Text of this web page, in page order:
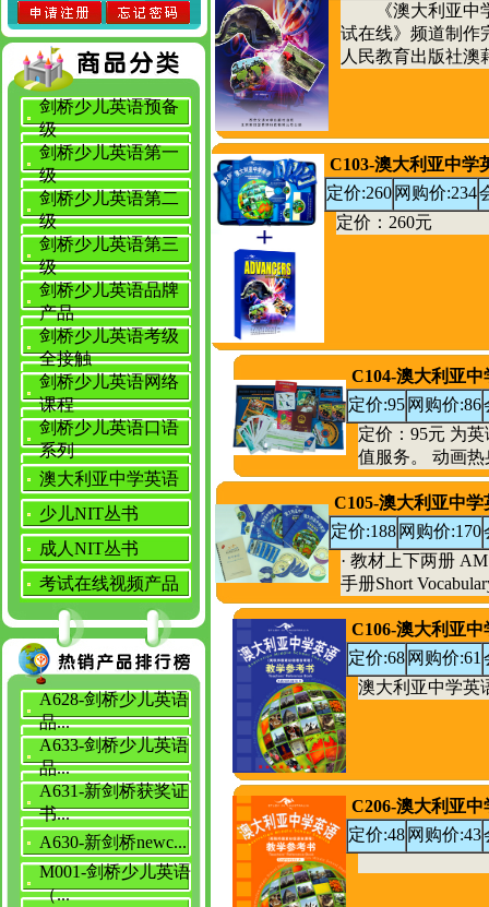
剑桥少儿英语预备
级
剑桥少儿英语第一
级
剑桥少儿英语第二
级
剑桥少儿英语第三
级
剑桥少儿英语品牌
产品
剑桥少儿英语考级
全接触
剑桥少儿英语网络
课程
剑桥少儿英语口语
系列
澳大利亚中学英语
少儿NIT丛书
成人NIT丛书
考试在线视频产品
A628-剑桥少儿英语
品...
A633-剑桥少儿英语
品...
A631-新剑桥获奖证
书...
A630-新剑桥newc...
M001-剑桥少儿英语
（...
《澳大利亚中学
试在线》频道制作
人民教育出版社澳
C103-澳大利亚中学
定价:260 网购价:234
定价：260元
C104-澳大利亚
定价:95 网购价:86
定价：95元 为
值服务。 动画
C105-澳大利亚中
定价:188 网购价:170
· 教材上下两册
手册Short
C106-澳大利亚
定价:68 网购价:61
澳大利亚中学英
C206-澳大利亚
定价:48 网购价:43